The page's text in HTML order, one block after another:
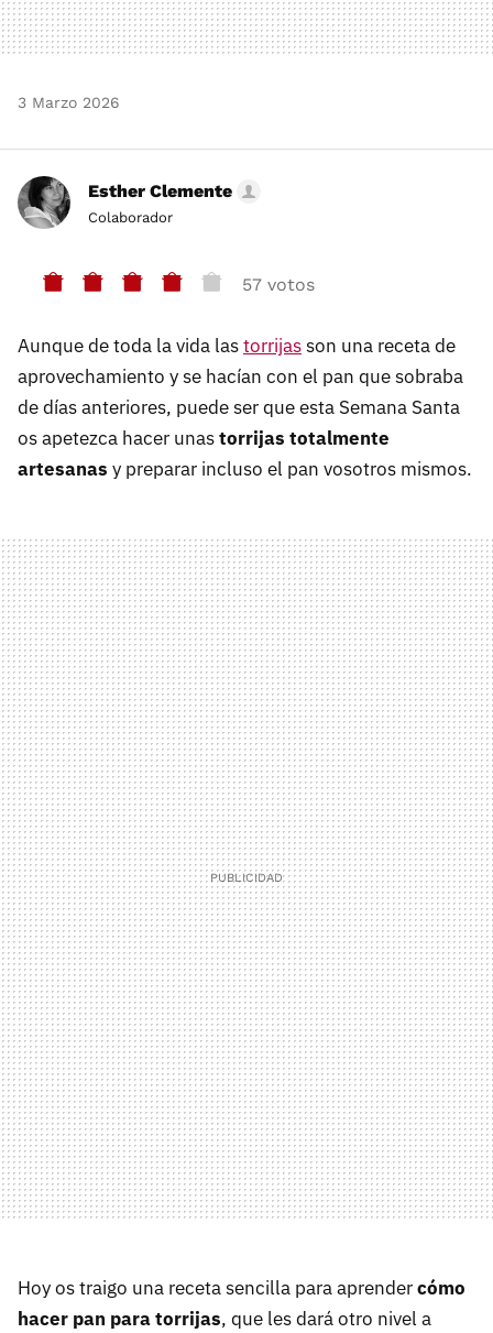
3 Marzo 2026
Esther Clemente
Colaborador
57 votos
Aunque de toda la vida lastorrijasson una receta de
aprovechamiento y se hacían con el pan que sobraba
de días anteriores, puede ser que esta Semana Santa
os apetezca hacer unastorrijas totalmente
artesanas y preparar incluso el pan vosotros mismos.
Hoy os traigo una receta sencilla para aprendercómo
hacer pan para torrijas, que les dará otro nivel a